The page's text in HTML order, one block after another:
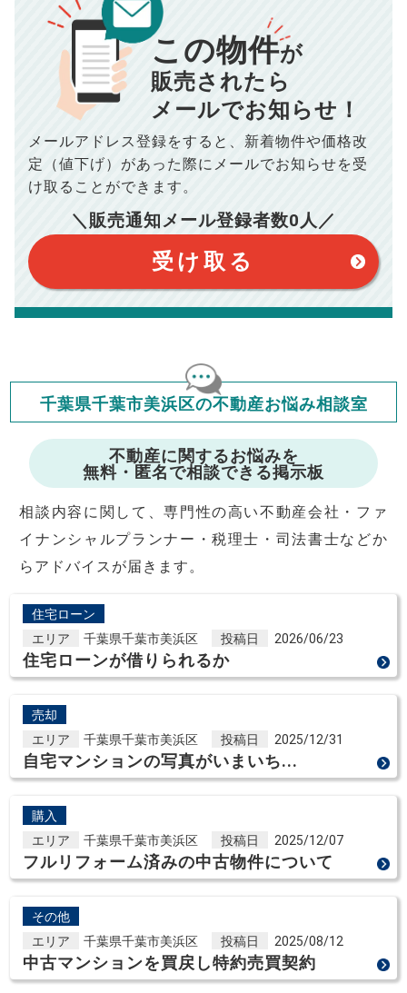
返済シミュレーション計算結果
毎月の支払額 834
年間の支払額 10,005 円
総支払額 100,050 円
このシミュレーターは元利均等返済方式で試算しています。
このシミュレーターは、四捨五入にて計算しております。
このシミュレーターはお借り入れの全期間で金利が変わらない設
このシミュレーターでの結果は、お借り入れを保証するものでは
ありません。
このシミュレーターをご利用された方の、いかなる損害について
ますが、お借り入れの際に各金融機関にご相談ください。
会員マイページでは
修繕費・管理費の計算もできます
万円
■仲介手数料／ 00万円
■売買契約書印紙／ 0
■抵当権抹消費用／0万円
※購入価格よりも売却価格が高い場合、譲渡所得税が発生する
場合がございます。詳しくは最寄りの税務署などにご確認く
※シミュレーター結果はあくまでも概算であり、手残り金額を
保証するものではございません。
※上記売却費用には、住所変更登記の費用、引っ越し費用、住
宅ローンの一括繰上返済の手数料等は含まれておりませんの
で予めご了承ください。
おります。（物件価格×3%＋6万円＋消費税）
この物件が
販売されたら
メールでお知らせ！
メールアドレス登録をすると、 新着物件や価格改
定（値下げ）があった際に メールでお知らせを受
け取ることができます。
＼販売通知メール登録者数0 人／
受け取る
千葉県千葉市美浜区の不動産お悩み相談室
不動産に関するお悩みを
無料・匿名で相談できる掲示板
相談内容に関して、専門性の高い不動産会社・ファ
イナンシャルプランナー・税理士・司法書士などか
らアドバイスが届きます。
住宅ローン
エリア
千葉県千葉市美浜区 投稿日 2026/06/23
住宅ローンが借りられるか
売却
エリア
千葉県千葉市美浜区 投稿日 2025/12/31
自宅マンションの写真がいまいち...
購入
エリア
千葉県千葉市美浜区 投稿日 2025/12/07
フルリフォーム済みの中古物件について
その他
エリア
千葉県千葉市美浜区 投稿日 2025/08/12
中古マンションを買戻し特約売買契約